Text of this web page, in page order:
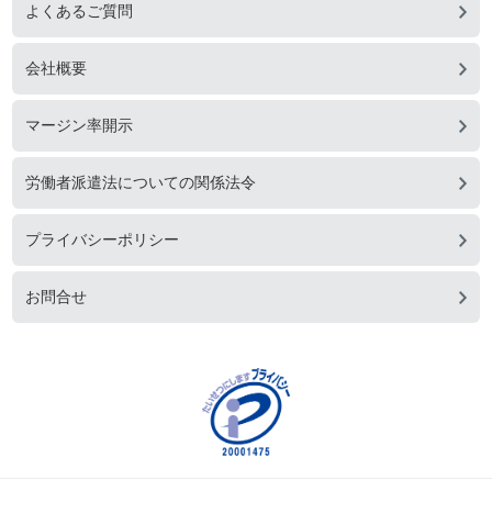
よくあるご質問
会社概要
マージン率開示
労働者派遣法についての関係法令
プライバシーポリシー
お問合せ